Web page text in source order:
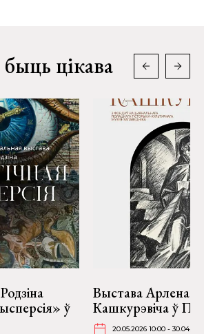
цікава
ў
Выстава Арлена
Кашкурэвіча ў
20.05.2026 10:00 -